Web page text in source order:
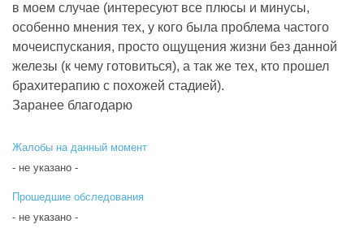
в моем случае (интересуют все плюсы и минусы,
особенно мнения тех, у кого была проблема частого
мочеиспускания, просто ощущения жизни без данной
железы (к чему готовиться), а так же тех, кто прошел
брахитерапию с похожей стадией).
Заранее благодарю
Жалобы на данный момент
- не указано -
Прошедшие обследования
- не указано -